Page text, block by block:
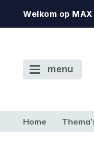
Welkom op
menu
Home